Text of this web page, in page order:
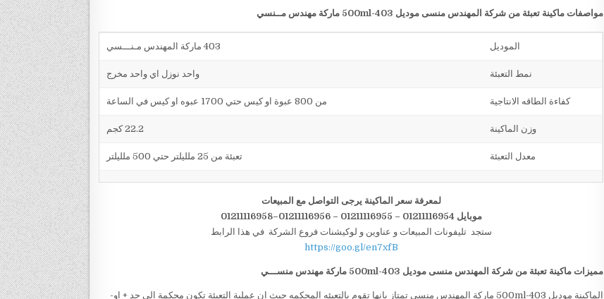
مواصفات ماكينة تعبئة من شركة المهندس منسى موديل 403-500ml ماركة مهندس مــنسي
الموديل 403 ماركة المهندس مـنـــسي
نمط التعبئة واحد نوزل اي واحد مخرج
كفاءة الطاقه الانتاجية من 800 عبوة او كيس حتي 1700 عبوه او كيس في الساعة
وزن الماكينة 22.2 كجم
معدل التعبئة تعبئة من 25 ملليلتر حتي 500 ملليلتر
لمعرفة سعر الماكينة يرجى التواصل مع المبيعات
موبايل 01211116954 – 01211116955 – 01211116956–01211116958
ستجد تليفونات المبيعات و عناوين و لوكيشنات فروع الشركة في هذا الرابط
https://goo.gl/en7xfB
مميزات ماكينة تعبئة من شركة المهندس منسى موديل 403-500ml ماركة مهندس منســـي
الماكينة موديل 403-500ml ماركة المهندس منسي تمتاز بانها تقوم بالتعبئه المحكمه حيث ان عملية التعبئة تكون محكمة الي حد + او-